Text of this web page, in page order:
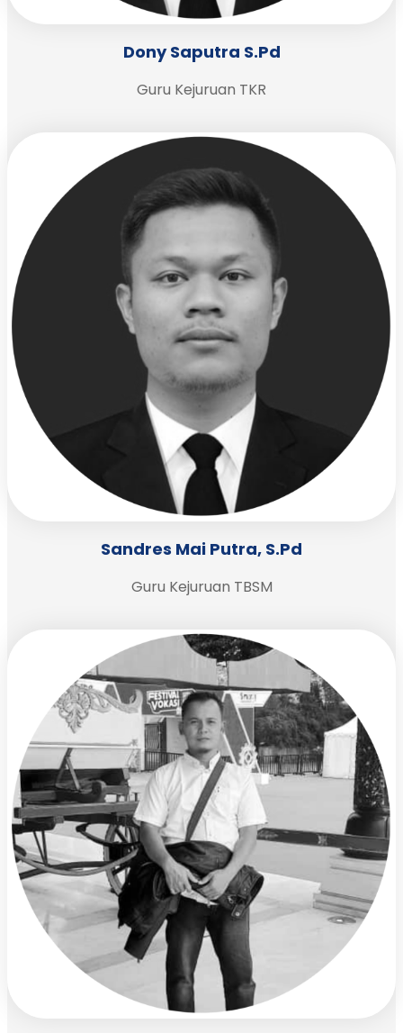
Dony Saputra S.Pd
Guru Kejuruan TKR
Sandres Mai Putra, S.Pd
Guru Kejuruan TBSM